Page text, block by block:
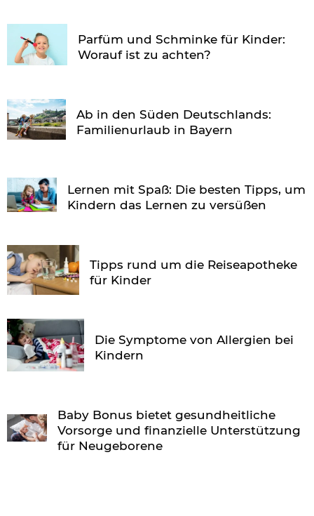
Parfüm und Schminke für Kinder:
Worauf ist zu achten?
Ab in den Süden Deutschlands:
Familienurlaub in Bayern
Lernen mit Spaß: Die besten Tipps, um
Kindern das Lernen zu versüßen
Tipps rund um die Reiseapotheke
für Kinder
Die Symptome von Allergien bei
Kindern
Baby Bonus bietet gesundheitliche
Vorsorge und finanzielle Unterstützung
für Neugeborene